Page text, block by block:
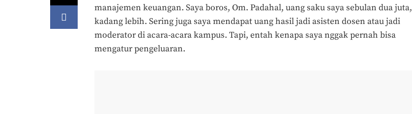
manajemen keuangan. Saya boros, Om. Padahal, uang saku saya sebulan dua juta,
kadang lebih. Sering juga saya mendapat uang hasil jadi asisten dosen atau jadi
moderator di acara-acara kampus. Tapi, entah kenapa saya nggak pernah bisa
mengatur pengeluaran.